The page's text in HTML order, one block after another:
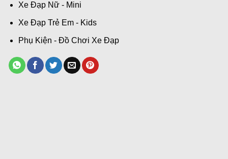
Xe Đạp Nữ - Mini
Xe Đạp Trẻ Em - Kids
Phụ Kiện - Đồ Chơi Xe Đạp